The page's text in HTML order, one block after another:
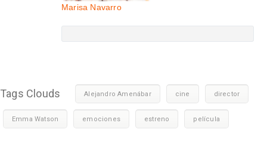
Marisa Navarro
Tags Clouds Alejandro Amenábar cine director
Emma Watson emociones estreno película